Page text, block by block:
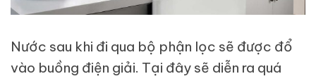
Nước sau khi đi qua bộ phận lọc sẽ được đổ
vào buồng điện giải. Tại đây sẽ diễn ra quá